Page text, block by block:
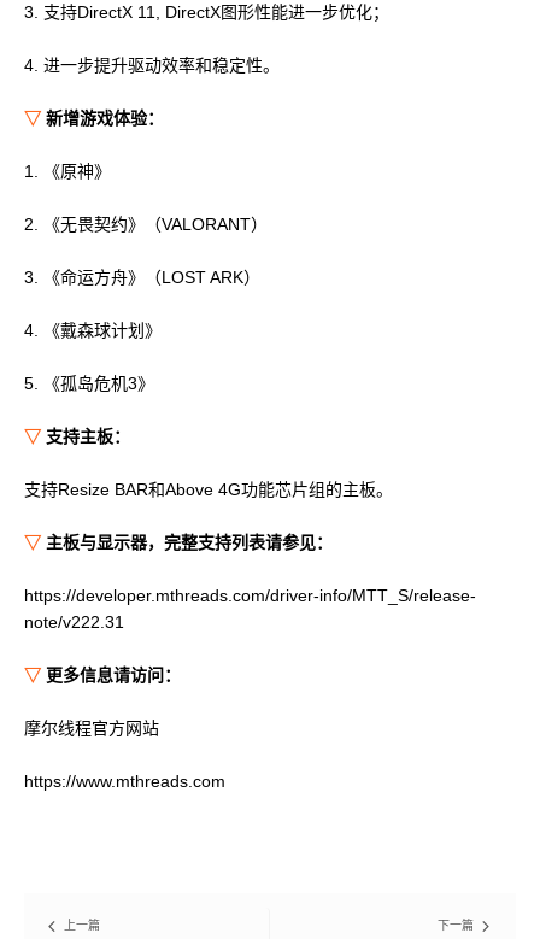
3. 支持DirectX 11, DirectX图形性能进一步优化；
4. 进一步提升驱动效率和稳定性。
▽ 新增游戏体验：
1. 《原神》
2. 《无畏契约》（VALORANT）
3. 《命运方舟》（LOST ARK）
4. 《戴森球计划》
5. 《孤岛危机3》
▽ 支持主板：
支持Resize BAR和Above 4G功能芯片组的主板。
▽ 主板与显示器，完整支持列表请参见：
https://developer.mthreads.com/driver-info/MTT_S/release-
note/v222.31
▽ 更多信息请访问：
摩尔线程官方网站
https://www.mthreads.com
上一篇 下一篇